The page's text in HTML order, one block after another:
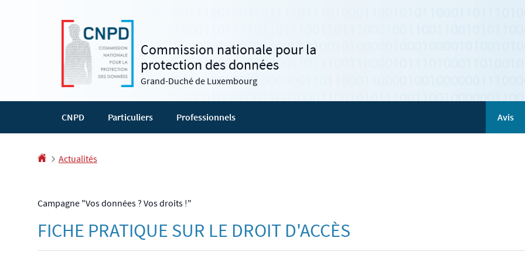
Commission nationale pour la
protection des données
Grand-Duché de Luxembourg
CNPD Particuliers Professionnels Avis
Accueil
Actualités
Campagne "Vos données ? Vos droits !"
FICHE PRATIQUE SUR LE DROIT D'ACCÈS